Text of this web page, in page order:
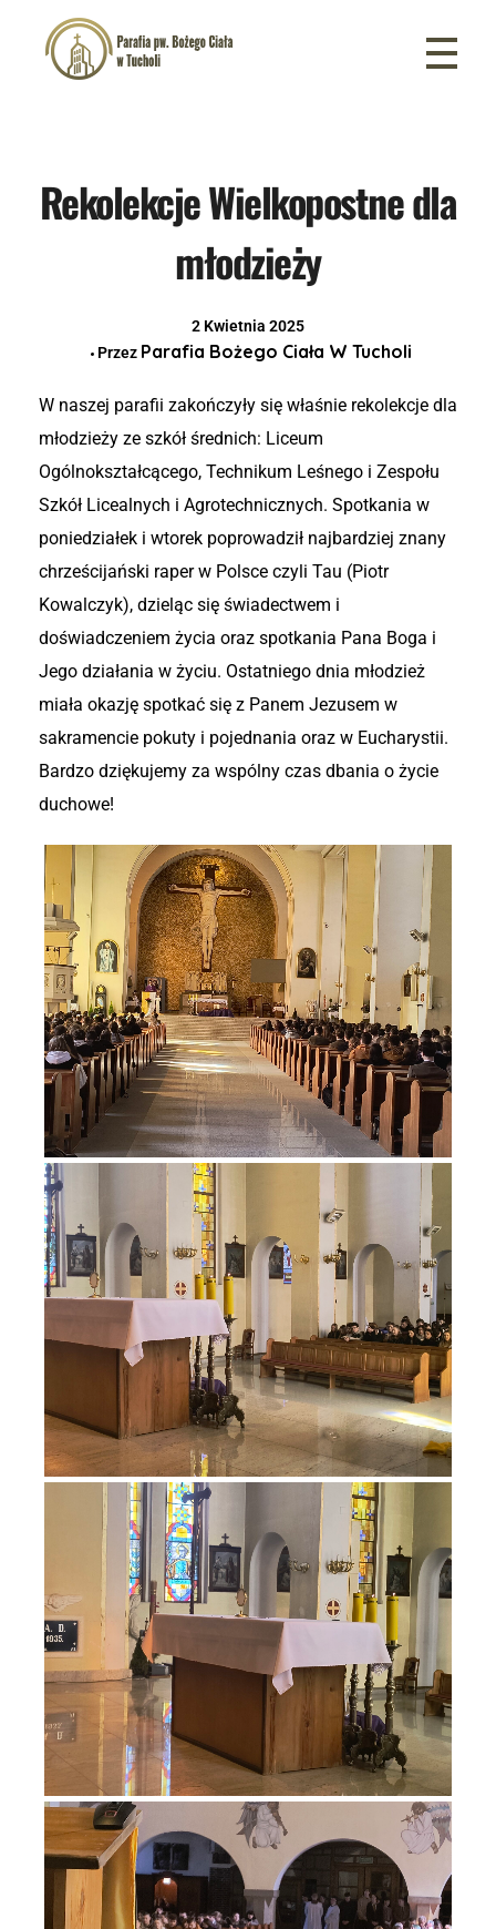
Rekolekcje Wielkopostne dla
młodzieży
2 Kwietnia 2025
Przez Parafia Bożego Ciała W Tucholi
W naszej parafii zakończyły się właśnie rekolekcje dla
młodzieży ze szkół średnich: Liceum
Ogólnokształcącego, Technikum Leśnego i Zespołu
Szkół Licealnych i Agrotechnicznych. Spotkania w
poniedziałek i wtorek poprowadził najbardziej znany
chrześcijański raper w Polsce czyli Tau (Piotr
Kowalczyk), dzieląc się świadectwem i
doświadczeniem życia oraz spotkania Pana Boga i
Jego działania w życiu. Ostatniego dnia młodzież
miała okazję spotkać się z Panem Jezusem w
sakramencie pokuty i pojednania oraz w Eucharystii.
Bardzo dziękujemy za wspólny czas dbania o życie
duchowe!